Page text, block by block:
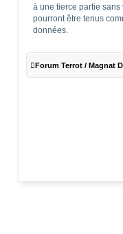
à une tierce partie sans
pourront être tenus
données.
Forum Terrot / Magnat